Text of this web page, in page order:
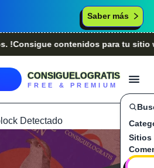
Saber más
contenidos para tu sitio
CONSIGUELOGRATIS
FREE & PREMIUM
Sitios
Detectado